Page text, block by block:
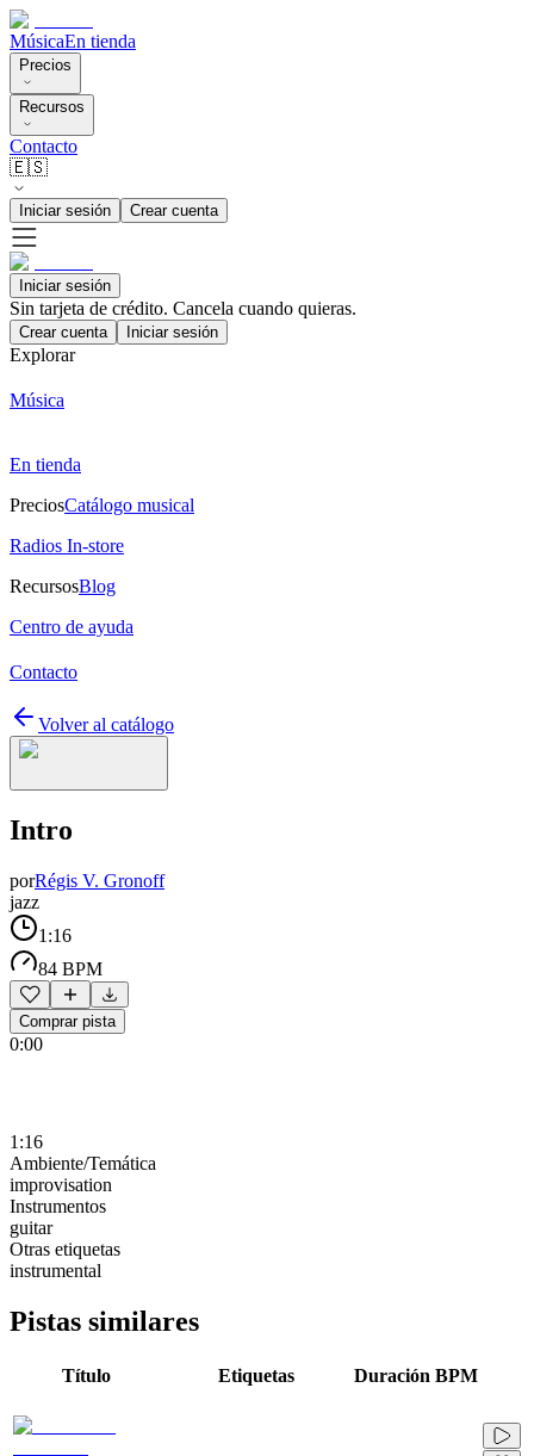
MúsicaEn tienda
Precios
Recursos
Contacto
🇪🇸
Iniciar sesión Crear cuenta
Iniciar sesión
Sin tarjeta de crédito. Cancela cuando quieras.
Crear cuenta Iniciar sesión
Explorar
Música
En tienda
PreciosCatálogo musical
Radios In-store
RecursosBlog
Centro de ayuda
Contacto
Volver al catálogo
Intro
porRégis V. Gronoff
jazz
1:16
84 BPM
Comprar pista
0:00
1:16
Ambiente/Temática
improvisation
Instrumentos
guitar
Otras etiquetas
instrumental
Pistas similares
Título Etiquetas Duración BPM